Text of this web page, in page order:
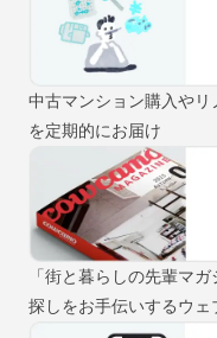
中古マンション購入や
を定期的にお届け
「街と暮らしの先輩マ
探しをお手伝いするウェ